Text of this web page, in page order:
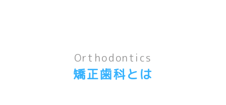
Orthodontics
矯正歯科とは